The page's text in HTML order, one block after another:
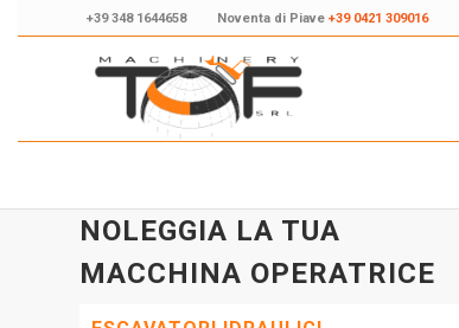
+39 348 1644658 Noventa di Piave +39 0421 309016
NOLEGGIA LA TUA
MACCHINA OPERATRICE